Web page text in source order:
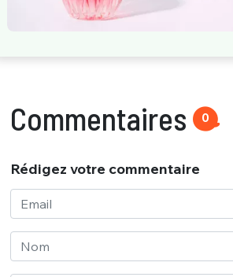
Commentaires 0
Rédigez votre commentaire